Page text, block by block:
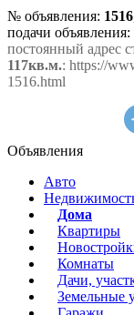
№ объявления: 1516
подачи объявления:
постоянный адрес
117кв.м.: https://
1516.html
Объявления
Авто
Дома
Квартиры
Комнаты
Дачи,
Земельные